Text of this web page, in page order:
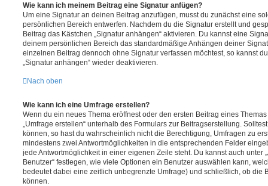
Wie kann ich meinem Beitrag eine Signatur anfügen?
Um eine Signatur an deinen Beitrag anzufügen, musst du zunächst eine
persönlichen Bereich entwerfen. Nachdem du die Signatur erstellt und
Beitrag das Kästchen „Signatur anhängen“ aktivieren. Du kannst eine
deinem persönlichen Bereich das standardmäßige Anhängen deiner
einzelnen Beitrag dennoch ohne Signatur verfassen möchtest, so kannst
„Signatur anhängen“ wieder deaktivieren.
Nach oben
Wie kann ich eine Umfrage erstellen?
Wenn du ein neues Thema eröffnest oder den ersten Beitrag eines
„Umfrage erstellen“ unterhalb des Formulars zur Beitragserstellung.
können, so hast du wahrscheinlich nicht die Berechtigung, Umfragen zu
mindestens zwei Antwortmöglichkeiten in die entsprechenden Felder
jede Antwortmöglichkeit in einer eigenen Zeile steht. Du kannst auch unter
Benutzer“ festlegen, wie viele Optionen ein Benutzer auswählen kann,
bedeutet dabei eine zeitlich unbegrenzte Umfrage) und schließlich, ob die
können.